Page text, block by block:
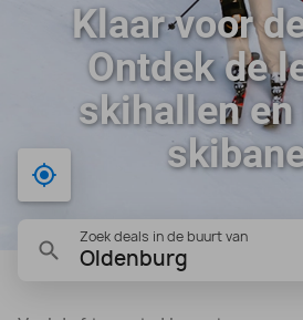
Ontdek 15.000+
Klaar voor
Ontdek de
skihallen
Bij mij in de buurt
Zoek deals in de buurt van
Oldenburg